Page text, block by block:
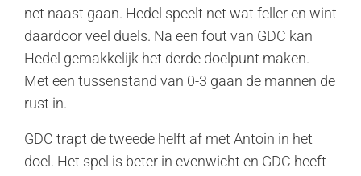
net naast gaan. Hedel speelt net wat feller en wint
daardoor veel duels. Na een fout van GDC kan
Hedel gemakkelijk het derde doelpunt maken.
Met een tussenstand van 0-3 gaan de mannen de
rust in.
GDC trapt de tweede helft af met Antoin in het
doel. Het spel is beter in evenwicht en GDC heeft